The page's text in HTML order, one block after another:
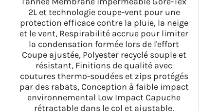
2L et technologie coupe-vent pour une
protection efficace contre la pluie, la neige
et le vent, Respirabilité accrue pour limiter
la condensation formée lors de l'effort
Coupe ajustée, Polyester recyclé souple et
résistant, Finitions de qualité avec
coutures thermo-soudées et zips protégés
par des rabats, Conception à faible impact
environnemental Low Impact Capuche
rétractable dans le col et ajustable,